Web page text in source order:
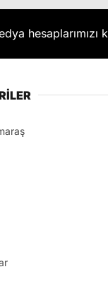
hesaplarımızı